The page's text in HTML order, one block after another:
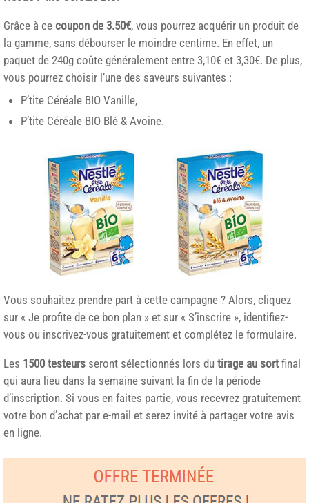
Grâce à ce coupon de 3.50€, vous pourrez acquérir un produit de
la gamme, sans débourser le moindre centime. En effet, un
paquet de 240g coûte généralement entre 3,10€ et 3,30€. De plus,
vous pourrez choisir l’une des saveurs suivantes :
P’tite Céréale BIO Vanille,
P’tite Céréale BIO Blé & Avoine.
Vous souhaitez prendre part à cette campagne ? Alors, cliquez
sur « Je profite de ce bon plan » et sur « S’inscrire », identifiez-
vous ou inscrivez-vous gratuitement et complétez le formulaire.
Les 1500 testeurs seront sélectionnés lors du tirage au sort final
qui aura lieu dans la semaine suivant la fin de la période
d’inscription. Si vous en faites partie, vous recevrez gratuitement
votre bon d’achat par e-mail et serez invité à partager votre avis
en ligne.